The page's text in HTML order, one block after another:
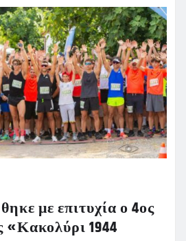
με επιτυχία ο 4ος
1944